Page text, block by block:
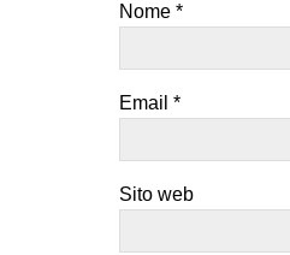
Nome *
Email *
Sito web